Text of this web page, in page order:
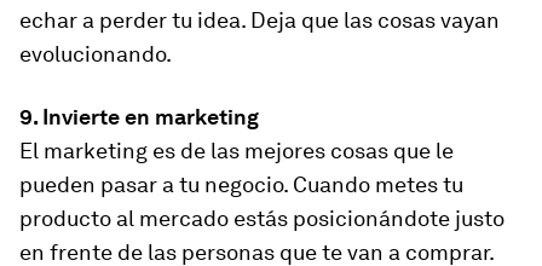
echar a perder tu idea. Deja que las cosas vayan
evolucionando.
9. Invierte en marketing
El marketing es de las mejores cosas que le
pueden pasar a tu negocio. Cuando metes tu
producto al mercado estás posicionándote justo
en frente de las personas que te van a comprar.